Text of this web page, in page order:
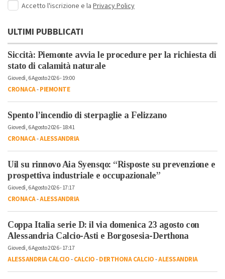
Accetto l'iscrizione e la Privacy Policy
ULTIMI PUBBLICATI
Siccità: Piemonte avvia le procedure per la richiesta di
stato di calamità naturale
Giovedì, 6 Agosto 2026 - 19:00
CRONACA-PIEMONTE
Spento l’incendio di sterpaglie a Felizzano
Giovedì, 6 Agosto 2026 - 18:41
CRONACA-ALESSANDRIA
Uil su rinnovo Aia Syensqo: “Risposte su prevenzione e
prospettiva industriale e occupazionale”
Giovedì, 6 Agosto 2026 - 17:17
CRONACA-ALESSANDRIA
Coppa Italia serie D: il via domenica 23 agosto con
Alessandria Calcio-Asti e Borgosesia-Derthona
Giovedì, 6 Agosto 2026 - 17:17
ALESSANDRIA CALCIO-CALCIO-DERTHONA CALCIO-ALESSANDRIA